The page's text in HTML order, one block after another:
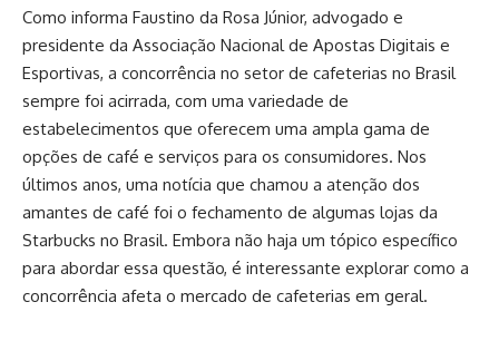
Como informa Faustino da Rosa Júnior, advogado e
presidente da Associação Nacional de Apostas Digitais e
Esportivas, a concorrência no setor de cafeterias no Brasil
sempre foi acirrada, com uma variedade de
estabelecimentos que oferecem uma ampla gama de
opções de café e serviços para os consumidores. Nos
últimos anos, uma notícia que chamou a atenção dos
amantes de café foi o fechamento de algumas lojas da
Starbucks no Brasil. Embora não haja um tópico específico
para abordar essa questão, é interessante explorar como a
concorrência afeta o mercado de cafeterias em geral.